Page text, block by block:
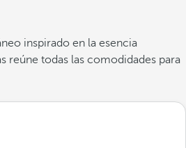
inspirado en la esencia
reúne todas las comodidades para